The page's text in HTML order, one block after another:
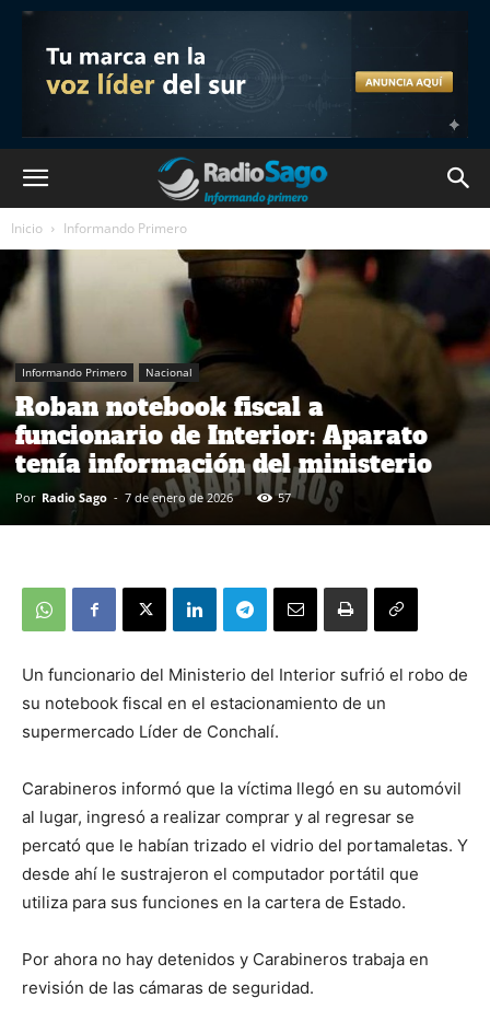
Inicio Informando Primero
Informando Primero Nacional
Roban notebook fiscal a
funcionario de Interior: Aparato
tenía información del ministerio
Por Radio Sago - 7 de enero de 2026 57
Un funcionario del Ministerio del Interior sufrió el robo de
su notebook fiscal en el estacionamiento de un
supermercado Líder de Conchalí.
Carabineros informó que la víctima llegó en su automóvil
al lugar, ingresó a realizar comprar y al regresar se
percató que le habían trizado el vidrio del portamaletas. Y
desde ahí le sustrajeron el computador portátil que
utiliza para sus funciones en la cartera de Estado.
Por ahora no hay detenidos y Carabineros trabaja en
revisión de las cámaras de seguridad.